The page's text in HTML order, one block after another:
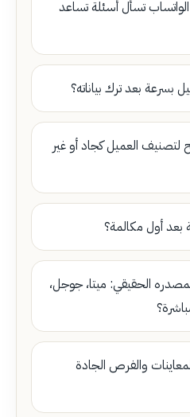
تسأل أسئلة تساعد
بسرعة بعد ترك بياناته؟
العميل كجاد أو غير
بعد أول مكالمة؟
الحقيقي: ميتا، جوجل،
والفرص الجادة